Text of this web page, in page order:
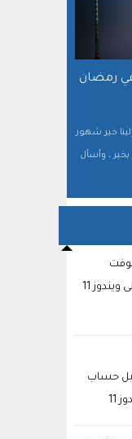
في رمضان
خير شهور
، وأسأل
Microsoft Store على ويندوز 11
حساب
11